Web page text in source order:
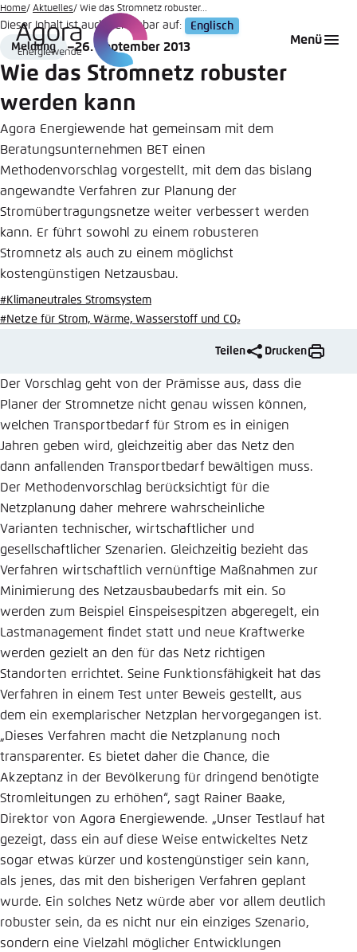
Zum
Hauptinhalt
gehen
Menü
Home Aktuelles Wie das Stromnetz robuster...
Dieser Inhalt ist auch verfügbar auf: Englisch
Format
Meldung
Date
26. September 2013
Wie das Stromnetz robuster
werden kann
Agora Energiewende hat gemeinsam mit dem
Beratungsunternehmen BET einen
Methodenvorschlag vorgestellt, mit dem das bislang
angewandte Verfahren zur Planung der
Stromübertragungsnetze weiter verbessert werden
kann. Er führt sowohl zu einem robusteren
Stromnetz als auch zu einem möglichst
kostengünstigen Netzausbau.
#Klimaneutrales Stromsystem
#Netze für Strom, Wärme, Wasserstoff und CO₂
Teilen Drucken
Der Vorschlag geht von der Prämisse aus, dass die
Planer der Stromnetze nicht genau wissen können,
welchen Transportbedarf für Strom es in einigen
Jahren geben wird, gleichzeitig aber das Netz den
dann anfallenden Transportbedarf bewältigen muss.
Der Methodenvorschlag berücksichtigt für die
Netzplanung daher mehrere wahrscheinliche
Varianten technischer, wirtschaftlicher und
gesellschaftlicher Szenarien. Gleichzeitig bezieht das
Verfahren wirtschaftlich vernünftige Maßnahmen zur
Minimierung des Netzausbaubedarfs mit ein. So
werden zum Beispiel Einspeisespitzen abgeregelt, ein
Lastmanagement findet statt und neue Kraftwerke
werden gezielt an den für das Netz richtigen
Standorten errichtet. Seine Funktionsfähigkeit hat das
Verfahren in einem Test unter Beweis gestellt, aus
dem ein exemplarischer Netzplan hervorgegangen ist.
„Dieses Verfahren macht die Netzplanung noch
transparenter. Es bietet daher die Chance, die
Akzeptanz in der Bevölkerung für dringend benötigte
Stromleitungen zu erhöhen“, sagt Rainer Baake,
Direktor von Agora Energiewende. „Unser Testlauf hat
gezeigt, dass ein auf diese Weise entwickeltes Netz
sogar etwas kürzer und kostengünstiger sein kann,
als jenes, das mit den bisherigen Verfahren geplant
wurde. Ein solches Netz würde aber vor allem deutlich
robuster sein, da es nicht nur ein einziges Szenario,
sondern eine Vielzahl möglicher Entwicklungen
Login
Melden Sie sich an um ..., ... und ... zu verwalten.
Benutzername *
Passwort Passwort vergessen?
Anmelden
Noch kein Benutzerkonto?
Abbrechen
Sprache auswählen
Englisch
Deutsch
Agora Think Tanks
Erscheinungsbild der Webseite
Diese Webseite passt ihr Farbschema basierend
auf Ihren Einstellungen an. Wählen Sie aus,
welches Farbschema Sie für diese Webseite
verwenden möchten.
Close
Hell
Dunkel
Automatisch
Einstellung für diese Webseite im Browser
speichern
Übernehmen